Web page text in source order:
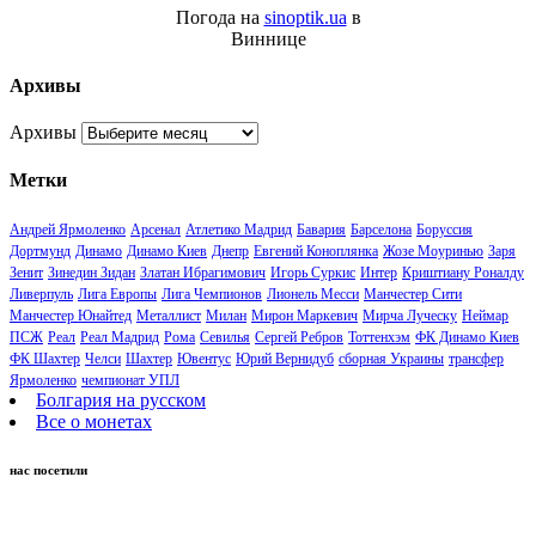
Погода на sinoptik.ua в
Виннице
Архивы
Архивы
Метки
Андрей Ярмоленко Арсенал Атлетико Мадрид Бавария Барселона Боруссия
Дортмунд Динамо Динамо Киев Днепр Евгений Коноплянка Жозе Моуринью Заря
Зенит Зинедин Зидан Златан Ибрагимович Игорь Суркис Интер Криштиану Роналду
Ливерпуль Лига Европы Лига Чемпионов Лионель Месси Манчестер Сити
Манчестер Юнайтед Металлист Милан Мирон Маркевич Мирча Луческу Неймар
ПСЖ Реал Реал Мадрид Рома Севилья Сергей Ребров Тоттенхэм ФК Динамо Киев
ФК Шахтер Челси Шахтер Ювентус Юрий Вернидуб сборная Украины трансфер
Ярмоленко чемпионат УПЛ
Болгария на русском
Все о монетах
нас посетили